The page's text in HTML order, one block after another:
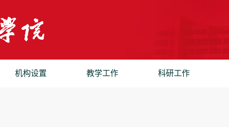
机构设置 教学工作 科研工作